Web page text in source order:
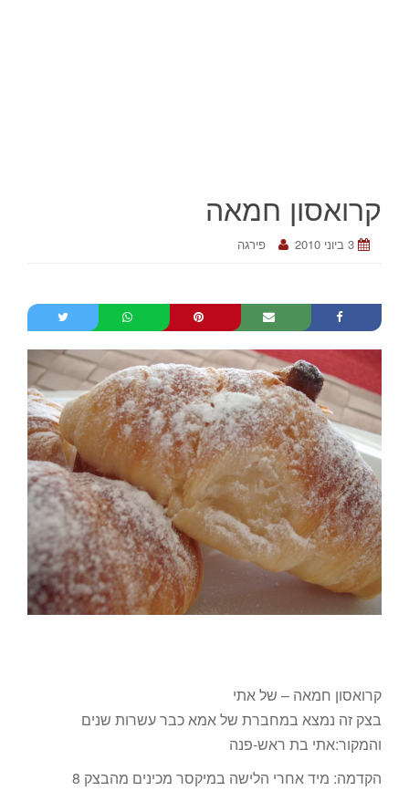
קרואסון חמאה
3 ביוני 2010 פירגה
קרואסון חמאה – של אתי
בצק זה נמצא במחברת של אמא כבר עשרות שנים
והמקור:אתי בת ראש-פנה
הקדמה: מיד אחרי הלישה במיקסר מכינים מהבצק 8